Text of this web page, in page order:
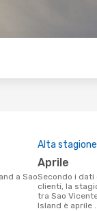
Alta stagione
aprile
Secondo i dati della nostra ricerca
clienti, la
tra Sao
Island è aprile .